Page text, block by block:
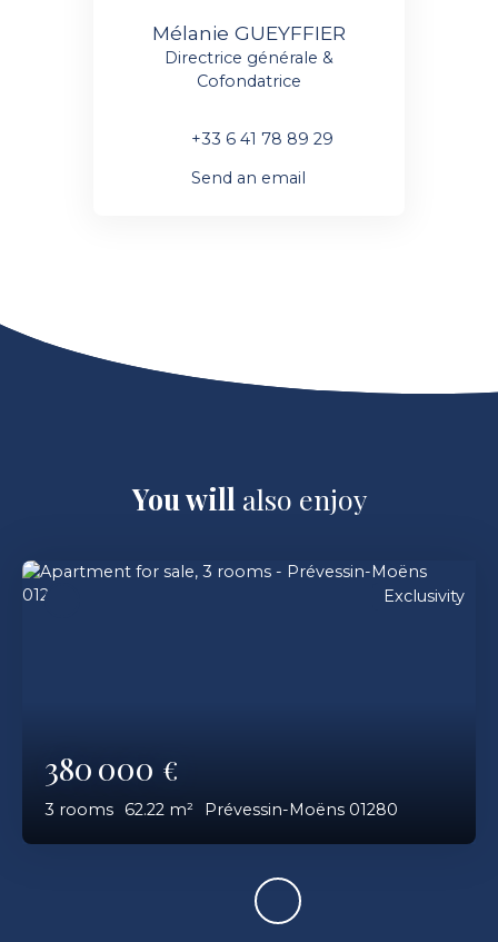
Mélanie GUEYFFIER
Directrice générale &
Cofondatrice
+33 6 41 78 89 29
Send an email
You will also enjoy
380 000 €
3 rooms 62.22 m² Prévessin-Moëns 01280
Exclusivity